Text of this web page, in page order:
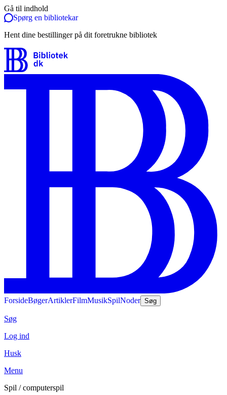
Gå til indhold
Spørg en bibliotekar
Hent dine bestillinger på dit foretrukne bibliotek
ForsideBøgerArtiklerFilmMusikSpilNoder Søg
Søg
Log ind
Husk
Menu
Spil / computerspil